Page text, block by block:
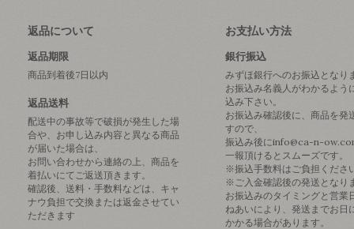
返品について
返品期限
商品到着後7日以内
返品送料
配送中の事故等で破損が発生した場
合や、お申し込み内容と異なる商品
が届いた場合は、
お問い合わせから連絡の上、商品を
着払いにてご返送頂きます。
確認後、送料・手数料などは、キャ
ナウ負担で交換または返金させてい
ただきます
お支払い方法
銀行振込
みずほ銀行へのお振込となり
お振込み名義人がわかるよう
込み下さい。
お振込み確認後に、商品を発
すので、
振込み後にinfo@ca-n-
一報頂けるとスムーズです。
※振込手数料はご負担くださ
※ご入金確認後の発送となり
お振込みのタイミングと営業
ねあいにより、発送までお日
かかる場合があります。